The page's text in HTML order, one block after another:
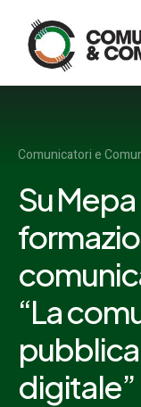
Logo
Comunicatori e
Su
“La
digitale”